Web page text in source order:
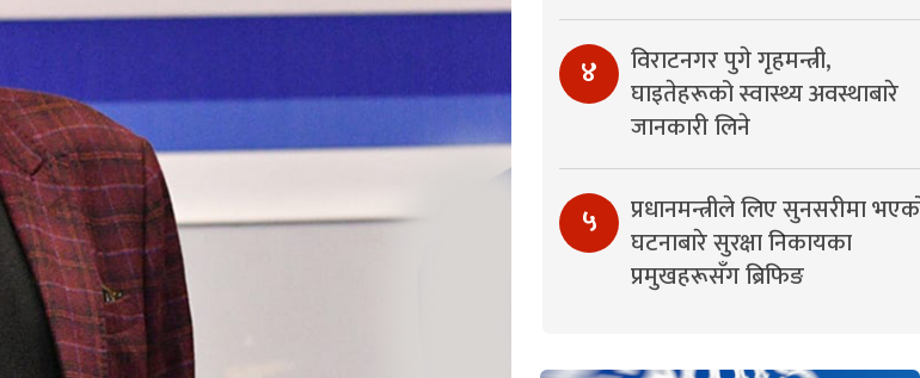
४
विराटनगर पुगे गृहमन्त्री,
घाइतेहरूको स्वास्थ्य अवस्थाबारे
जानकारी लिने
५
प्रधानमन्त्रीले लिए सुनसरीमा
घटनाबारे सुरक्षा निकायका
प्रमुखहरूसँग ब्रिफिङ